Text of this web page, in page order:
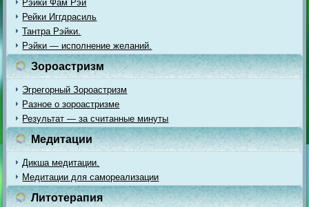
Рэйки Фам Рэй
Рейки Иггдрасиль
Тантра Рэйки.
Рэйки — исполнение желаний.
Зороастризм
Эгрегорный Зороастризм
Разное о зороастризме
Результат — за считанные минуты
Медитации
Дикша медитации.
Медитации для самореализации
Литотерапия